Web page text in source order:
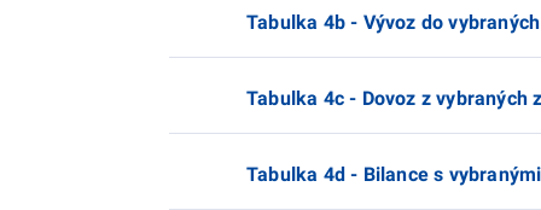
Tabulka 4b - Vývoz do
Tabulka 4c - Dovoz z vybraných
Tabulka 4d - Bilance s